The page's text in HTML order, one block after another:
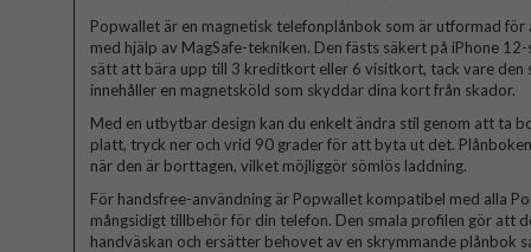
Popwallet är en magnetisk telefonplånbok som är utformad
med hjälp av MagSafe-tekniken. Den fästs säkert på iPhone
sätt att bära upp till 3 kreditkort eller 6 visitkort, tack vare den
innehåller en magnetsköld som skyddar dina kort från skador.
Med en utbytbar design kan du enkelt ändra stil genom att ta
platt, tryck ner och vrid 90 grader för att byta ut det.
när den är borttagen, vilket möjliggör sömlös laddning.
För handsfree-användning är Popwallet kompatibel med alla
mångsidigt tillbehör för din telefon. Den smala profilen gör att
handväskan och ersätter behovet av en skrymmande plånbok